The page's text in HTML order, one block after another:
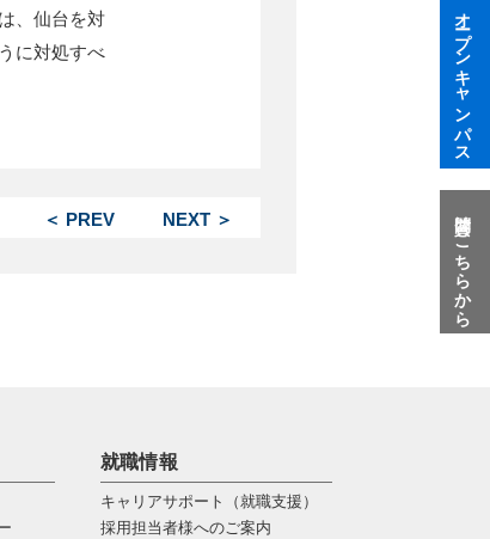
、仙台を対
に対処すべ
NEXT ＞
＜ PREV
就職情報
キャリアサポート（就職支援）
採用担当者様へのご案内
オープンキャンパス
質問はこちらから